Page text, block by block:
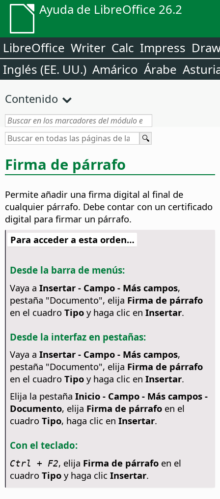
Ayuda de LibreOffice 26.2
LibreOffice Writer Calc Impress
Inglés (EE. UU.) Amárico Árabe
Contenido
Firma de párrafo
Permite añadir una firma digital al final de
cualquier párrafo. Debe contar con un certificado
digital para firmar un párrafo.
Para acceder a esta orden…
Desde la barra de menús:
Vaya a Insertar - Campo - Más campos,
pestaña "Documento", elija Firma de párrafo
en el cuadro Tipoy haga clic en Insertar.
Desde la interfaz en pestañas:
Vaya a Insertar - Campo - Más campos,
pestaña "Documento", elija Firma de párrafo
en el cuadro Tipoy haga clic en Insertar.
Elija la pestaña Inicio - Campo - Más campos -
Documento, elija Firma de párrafoen el
cuadro Tipo, haga clic en Insertar.
Con el teclado:
Ctrl + F2, elija Firma de párrafoen el
cuadro Tipoy haga clic Insertar.